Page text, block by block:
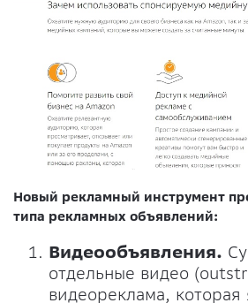
Новый рекламный инструмент
типа рекламных объявлений:
Видеообъявления.
отдельные видео
видеореклама, которая